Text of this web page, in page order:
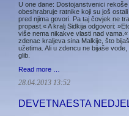
U one dane: Dostojanstvenici
obeshrabruje ratnike koji su još
pred njima govori. Pa taj čovjek ne
propast.« A kralj Sidkija odgovori:
više nema nikakve vlasti nad
zdenac kraljeva sina Malkije, što
užetima. Ali u zdencu ne bijaše
glib.
Read more …
28.04.2013 13:52
DEVETNAESTA